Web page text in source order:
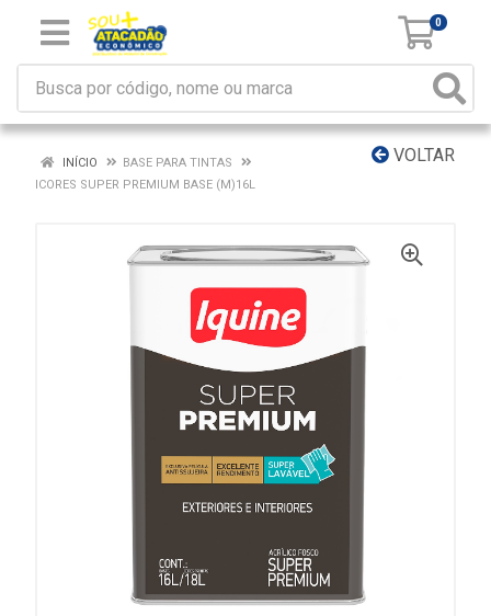
0
VOLTAR
INÍCIO
BASE PARA TINTAS
ICORES SUPER PREMIUM BASE (M)16L